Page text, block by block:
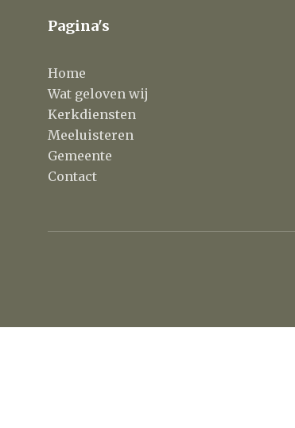
Pagina's
Home
Wat geloven wij
Kerkdiensten
Meeluisteren
Gemeente
Contact